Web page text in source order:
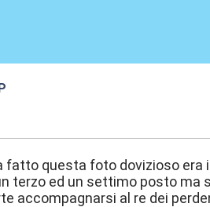
fatto questa foto dovizioso
terzo ed un settimo posto
accompagnarsi al re dei